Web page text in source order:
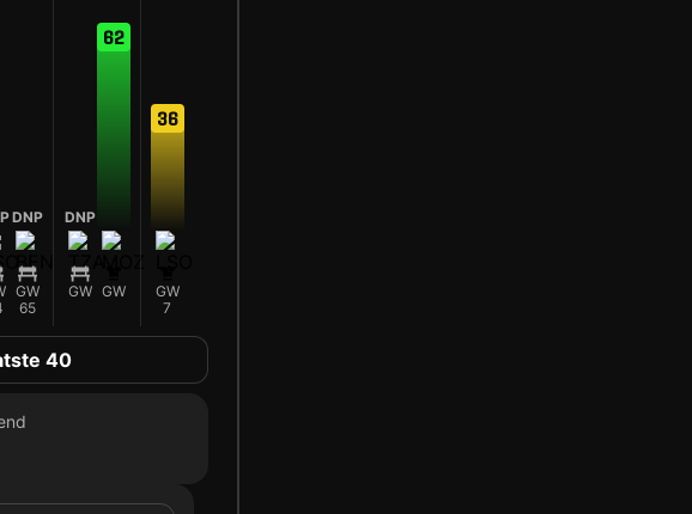
DNP
GW
65
DNP
GW
62
GW
36
GW
7
40